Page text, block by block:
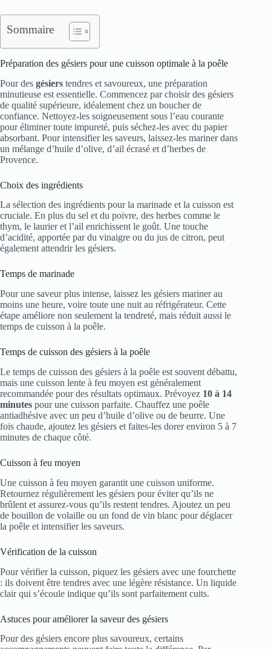
Sommaire
Préparation des gésiers pour une cuisson optimale à la poêle
Pour des gésiers tendres et savoureux, une préparation
minutieuse est essentielle. Commencez par choisir des gésiers
de qualité supérieure, idéalement chez un boucher de
confiance. Nettoyez-les soigneusement sous l’eau courante
pour éliminer toute impureté, puis séchez-les avec du papier
absorbant. Pour intensifier les saveurs, laissez-les mariner dans
un mélange d’huile d’olive, d’ail écrasé et d’herbes de
Provence.
Choix des ingrédients
La sélection des ingrédients pour la marinade et la cuisson est
cruciale. En plus du sel et du poivre, des herbes comme le
thym, le laurier et l’ail enrichissent le goût. Une touche
d’acidité, apportée par du vinaigre ou du jus de citron, peut
également attendrir les gésiers.
Temps de marinade
Pour une saveur plus intense, laissez les gésiers mariner au
moins une heure, voire toute une nuit au réfrigérateur. Cette
étape améliore non seulement la tendreté, mais réduit aussi le
temps de cuisson à la poêle.
Temps de cuisson des gésiers à la poêle
Le temps de cuisson des gésiers à la poêle est souvent débattu,
mais une cuisson lente à feu moyen est généralement
recommandée pour des résultats optimaux. Prévoyez 10 à 14
minutes pour une cuisson parfaite. Chauffez une poêle
antiadhésive avec un peu d’huile d’olive ou de beurre. Une
fois chaude, ajoutez les gésiers et faites-les dorer environ 5 à 7
minutes de chaque côté.
Cuisson à feu moyen
Une cuisson à feu moyen garantit une cuisson uniforme.
Retournez régulièrement les gésiers pour éviter qu’ils ne
brûlent et assurez-vous qu’ils restent tendres. Ajoutez un peu
de bouillon de volaille ou un fond de vin blanc pour déglacer
la poêle et intensifier les saveurs.
Vérification de la cuisson
Pour vérifier la cuisson, piquez les gésiers avec une fourchette
: ils doivent être tendres avec une légère résistance. Un liquide
clair qui s’écoule indique qu’ils sont parfaitement cuits.
Astuces pour améliorer la saveur des gésiers
Pour des gésiers encore plus savoureux, certains